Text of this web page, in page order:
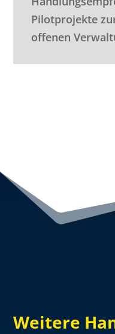
Pilotprojekte
offenen
Weitere